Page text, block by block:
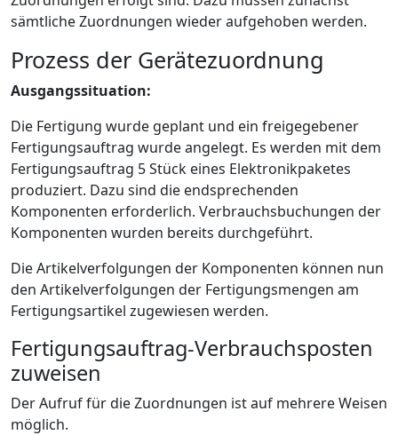
sämtliche Zuordnungen wieder aufgehoben werden.
Prozess der Gerätezuordnung
Ausgangssituation:
Die Fertigung wurde geplant und ein freigegebener
Fertigungsauftrag wurde angelegt. Es werden mit dem
Fertigungsauftrag 5 Stück eines Elektronikpaketes
produziert. Dazu sind die endsprechenden
Komponenten erforderlich. Verbrauchsbuchungen der
Komponenten wurden bereits durchgeführt.
Die Artikelverfolgungen der Komponenten können nun
den Artikelverfolgungen der Fertigungsmengen am
Fertigungsartikel zugewiesen werden.
Fertigungsauftrag-Verbrauchsposten
zuweisen
Der Aufruf für die Zuordnungen ist auf mehrere Weisen
möglich.